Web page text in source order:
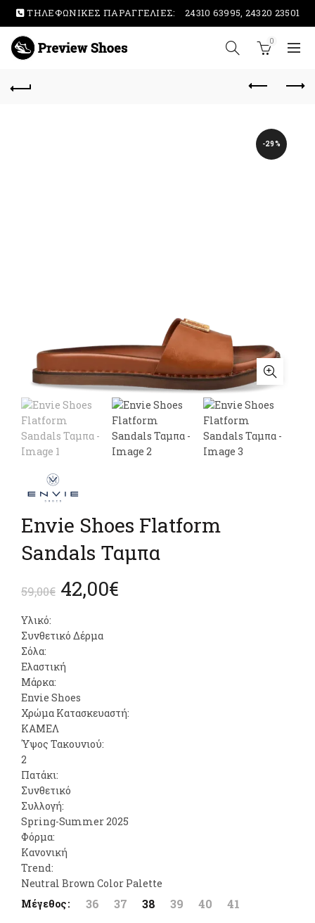
ΤΗΛΕΦΩΝΙΚΕΣ ΠΑΡΑΓΓΕΛΙΕΣ: 24310 63995, 24320 23501
0
-29%
Envie Shoes Flatform
Sandals Ταμπα
59,00€ Original
was:
59,00€.
42,00€
42,00€.
Υλικό:
Συνθετικό Δέρμα
Σόλα:
Ελαστική
Μάρκα:
Envie Shoes
Χρώμα Κατασκευαστή:
ΚΑΜΕΛ
Ύψος Τακουνιού:
2
Πατάκι:
Συνθετικό
Συλλογή:
Spring-Summer 2025
Φόρμα:
Κανονική
Trend:
Neutral Βrown Color Palette
Μέγεθος
36 37 38 39 40 41